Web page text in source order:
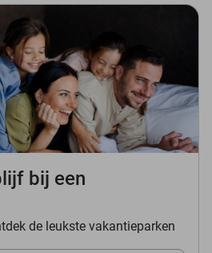
bij een
de leukste vakantieparken